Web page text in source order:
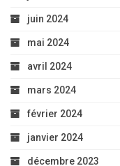
juin 2024
mai 2024
avril 2024
mars 2024
février 2024
janvier 2024
décembre 2023